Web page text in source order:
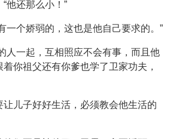
他还那么小！”
一个娇弱的，这也是他自己要求的。”
人一起，互相照应不会有事，而且他
你祖父还有你爹也学了卫家功夫，
让儿子好好生活，必须教会他生活的